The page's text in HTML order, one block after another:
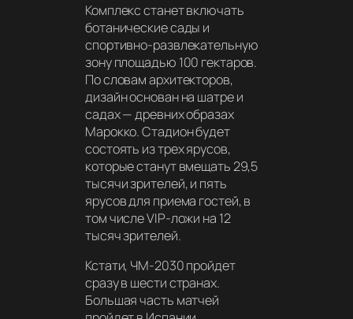
Комплекс станет включать
ботанические сады и
спортивно-развлекательную
зону площадью 100 гектаров.
По словам архитекторов,
дизайн основан на шатре и
садах — древних образах
Марокко. Стадион будет
состоять из трех ярусов,
которые станут вмещать 29,5
тысячи зрителей, и пять
ярусов для приема гостей, в
том числе VIP-ложи на 12
тысяч зрителей.
Кстати, ЧМ-2030 пройдет
сразу в шести странах.
Большая часть матчей